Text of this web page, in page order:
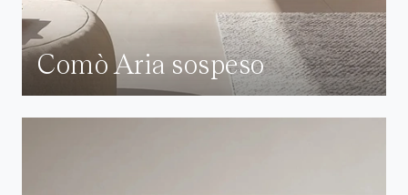
Comò Aria sospeso